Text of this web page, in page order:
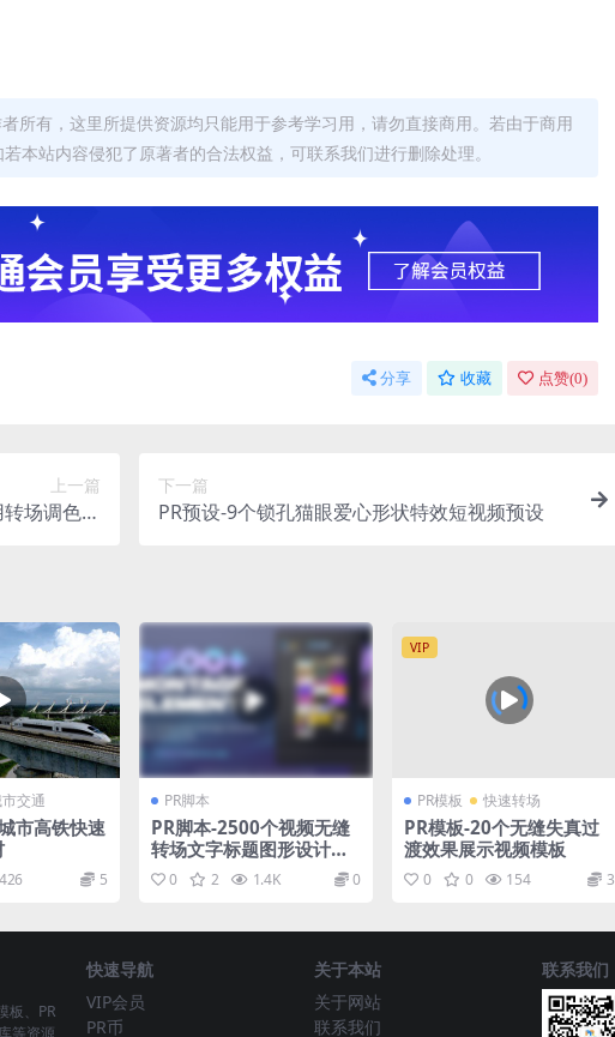
所有，这里所提供资源均只能用于参考学习用，请勿直接商用。若由于商用
本站内容侵犯了原著者的合法权益，可联系我们进行删除处理。
分享 收藏 点赞(0)
上一篇
场调色特
下一篇
PR预设-9个锁孔猫眼爱心形状特效短视频预设
交通
市高铁快速
426 5
PR脚本
PR脚本-2500个视频无缝
转场文字标题图形设计音
效调色分屏特效预设包BA
SE V2.1
0 2 1.4K 0
VIP
PR模板 快速转场
PR模板-20个无缝失真过
渡效果展示视频模板
0 0 154 3
板、PR
快速导航
VIP会员
PR币
关于本站
关于网站
联系我们
联系我们